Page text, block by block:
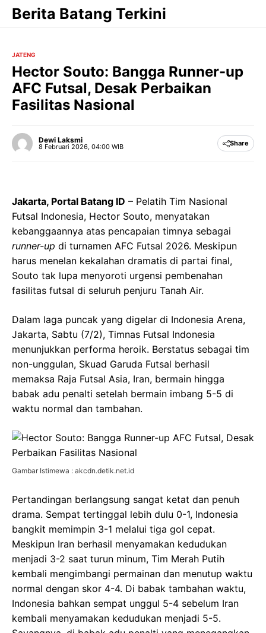
Langsung
Berita Batang Terkini
JATENG
Hector Souto: Bangga Runner-up
AFC Futsal, Desak Perbaikan
Fasilitas Nasional
Dewi Laksmi
8 Februari 2026, 04:00 WIB Share
Jakarta, Portal Batang ID – Pelatih Tim Nasional
Futsal Indonesia, Hector Souto, menyatakan
kebanggaannya atas pencapaian timnya sebagai
runner-up di turnamen AFC Futsal 2026. Meskipun
harus menelan kekalahan dramatis di partai final,
Souto tak lupa menyoroti urgensi pembenahan
fasilitas futsal di seluruh penjuru Tanah Air.
Dalam laga puncak yang digelar di Indonesia Arena,
Jakarta, Sabtu (7/2), Timnas Futsal Indonesia
menunjukkan performa heroik. Berstatus sebagai tim
non-unggulan, Skuad Garuda Futsal berhasil
memaksa Raja Futsal Asia, Iran, bermain hingga
babak adu penalti setelah bermain imbang 5-5 di
waktu normal dan tambahan.
Gambar Istimewa : akcdn.detik.net.id
Pertandingan berlangsung sangat ketat dan penuh
drama. Sempat tertinggal lebih dulu 0-1, Indonesia
bangkit memimpin 3-1 melalui tiga gol cepat.
Meskipun Iran berhasil menyamakan kedudukan
menjadi 3-2 saat turun minum, Tim Merah Putih
kembali mengimbangi permainan dan menutup waktu
normal dengan skor 4-4. Di babak tambahan waktu,
Indonesia bahkan sempat unggul 5-4 sebelum Iran
kembali menyamakan kedudukan menjadi 5-5.